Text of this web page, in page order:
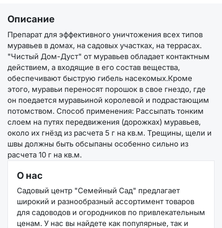
Описание
Препарат для эффективного уничтожения всех типов
муравьев в домах, на садовых участках, на террасах.
"Чистый Дом-Дуст" от муравьев обладает контактным
действием, а входящие в его состав вещества,
обеспечивают быструю гибель насекомых.Кроме
этого, муравьи переносят порошок в свое гнездо, где
он поедается муравьиной королевой и подрастающим
потомством. Способ применения: Рассыпать тонким
слоем на путях передвижения (дорожках) муравьев,
около их гнёзд из расчета 5 г на кв.м. Трещины, щели и
швы должны быть обсыпаны особенно сильно из
расчета 10 г на кв.м.
О нас
Садовый центр "Семейный Сад" предлагает
широкий и разнообразный ассортимент товаров
для садоводов и огородников по привлекательным
ценам. У нас вы найдете как популярные, так и